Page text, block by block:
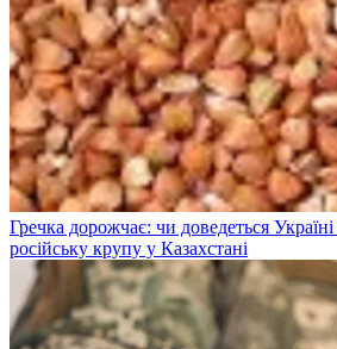
Гречка дорожчає: чи доведеться
російську крупу у Казахстані